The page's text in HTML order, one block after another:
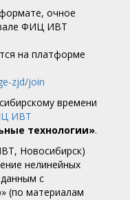
очное
ФИЦ ИВТ
на платформе
zjd/join
времени
ИВТ
технологии».
Новосибирск)
нелинейных
с
(по материалам